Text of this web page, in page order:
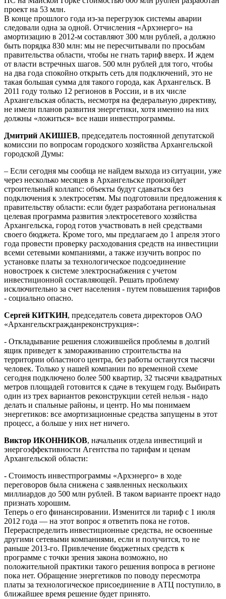
проект на 53 млн.
В конце прошлого года из-за перегрузок системы аварии
следовали одна за одной. Отчисления «Архэнерго» на
амортизацию в 2012-м составляют 300 млн рублей, а должно
быть порядка 830 млн: мы не пересчитывали по просьбам
правительства области, чтобы не гнать тариф вверх. И ждем
от власти встречных шагов. 500 млн рублей для того, чтобы
на два года спокойно открыть сеть для подключений, это не
такая большая сумма для такого города, как Архангельск. В
2011 году только 12 регионов в России, и в их числе
Архангельская область, несмотря на федеральную директиву,
не имели планов развития энергетики, хотя именно на них
должны «ложиться» все наши инвестпрограммы.
Дмитрий АКИШЕВ, председатель постоянной депутатской
комиссии по вопросам городского хозяйства Архангельской
городской Думы:
– Если сегодня мы сообща не найдем выхода из ситуации, уже
через несколько месяцев в Архангельске произойдет
строительный коллапс: объекты будут сдаваться без
подключения к электросетям. Мы подготовили предложения к
правительству области: если будет разработана региональная
целевая программа развития электросетевого хозяйства
Архангельска, город готов участвовать в ней средствами
своего бюджета. Кроме того, мы предлагаем до 1 апреля этого
года провести проверку расходования средств на инвестиции
всеми сетевыми компаниями, а также изучить вопрос по
установке платы за технологическое подсоединение
новостроек к системе электроснабжения с учетом
инвестиционной составляющей. Решать проблему
исключительно за счет населения - путем повышения тарифов
- социально опасно.
Сергей КИТКИН, председатель совета директоров ОАО
«Архангельскгражданреконструкция»:
- Откладывание решения сложившейся проблемы в долгий
ящик приведет к замораживанию строительства на
территории областного центра, без работы останутся тысячи
человек. Только у нашей компании по временной схеме
сегодня подключено более 500 квартир, 32 тысячи квадратных
метров площадей готовится к сдаче в текущем году. Выбирать
один из трех вариантов реконструкции сетей нельзя - надо
делать и спальные районы, и центр. Но мы понимаем
энергетиков: все амортизационные средства запущены в этот
процесс, а больше у них нет ничего.
Виктор ИКОННИКОВ, начальник отдела инвестиций и
энергоэффективности Агентства по тарифам и ценам
Архангельской области:
- Стоимость инвестпрограммы «Архэнерго» в ходе
переговоров была снижена с заявленных нескольких
миллиардов до 500 млн рублей. В таком варианте проект надо
признать хорошим.
Теперь о его финансировании. Изменится ли тариф с 1 июля
2012 года — на этот вопрос я ответить пока не готов.
Перераспределить инвестиционные средства, не освоенные
другими сетевыми компаниями, если и получится, то не
раньше 2013-го. Привлечение бюджетных средств к
программе с точки зрения закона возможно, но
положительной практики такого решения вопроса в регионе
пока нет. Обращение энергетиков по поводу пересмотра
платы за технологическое присоединение в АТЦ поступило, в
ближайшее время решение будет принято.